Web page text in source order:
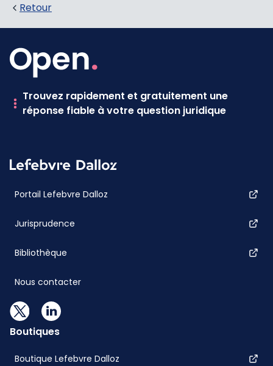
Retour
Trouvez rapidement et gratuitement une
réponse fiable à votre question juridique
Portail Lefebvre Dalloz
Jurisprudence
Bibliothèque
Nous contacter
Boutiques
Boutique Lefebvre Dalloz